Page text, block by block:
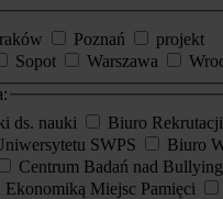
Poznań
projekt
Sopot Warszawa
ds. nauki
Biuro Rekrutacji
SWPS
Biuro
Centrum Badań nad
Ekonomiką Miejsc Pamięci